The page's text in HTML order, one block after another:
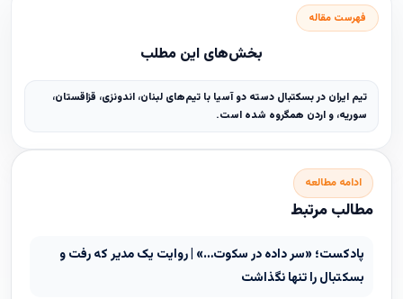
فهرست مقاله
بخش‌های این مطلب
تیم ایران در بسکتبال دسته دو آسیا با تیم‌های لبنان، اندونزی، قزاقستان،
سوریه، و اردن همگروه شده است.
ادامه مطالعه
مطالب مرتبط
پادکست؛ «سر داده در سکوت…» | روایت یک مدیر که رفت و
بسکتبال را تنها نگذاشت